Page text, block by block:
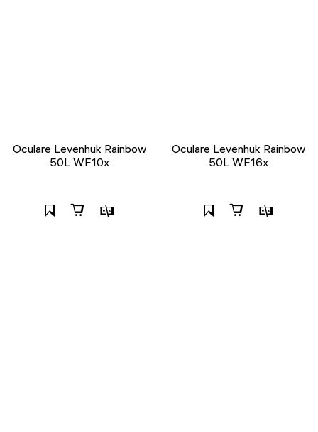
Oculare Levenhuk Rainbow
50L WF10x
Oculare Levenhuk Rainbow
50L WF16x